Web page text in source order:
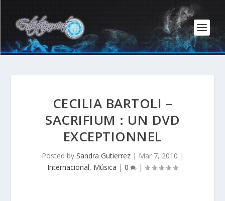
CECILIA BARTOLI –
SACRIFIUM : UN DVD
EXCEPTIONNEL
Posted by Sandra Gutierrez| Mar 7, 2010 |
Internacional, Música | 0 |